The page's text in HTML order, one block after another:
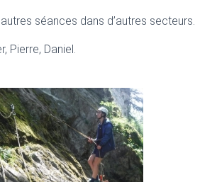
séances dans d’autres secteurs.
Pierre, Daniel.